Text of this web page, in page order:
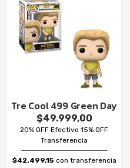
Tre Cool 499 Green Day
$49.999,00
20% OFF Efectivo 15% OFF
Transferencia
$42.499,15 con transferencia